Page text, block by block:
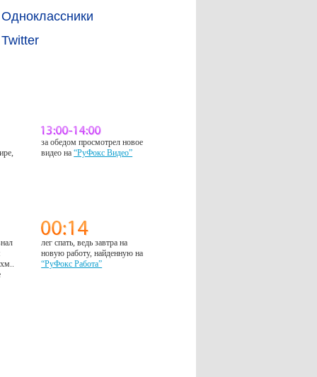
Одноклассники
Twitter
за обедом просмотрел новое
видео на“РуФокс Видео”
лег спать, ведь завтра на
новую работу, найденную на
“РуФокс Работа”